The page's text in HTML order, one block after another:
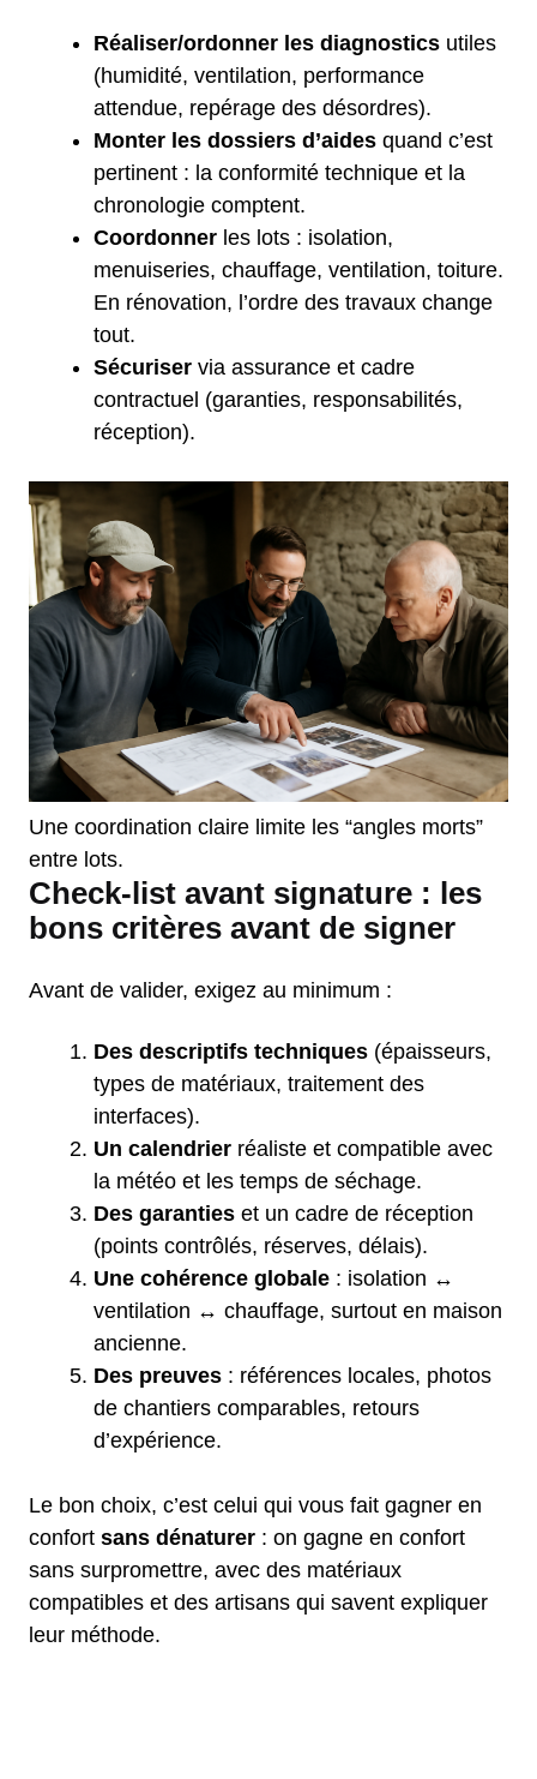
Réaliser/ordonner les diagnostics utiles
(humidité, ventilation, performance
attendue, repérage des désordres).
Monter les dossiers d’aides quand c’est
pertinent : la conformité technique et la
chronologie comptent.
Coordonner les lots : isolation,
menuiseries, chauffage, ventilation, toiture.
En rénovation, l’ordre des travaux change
tout.
Sécuriser via assurance et cadre
contractuel (garanties, responsabilités,
réception).
Une coordination claire limite les “angles morts”
entre lots.
Check-list avant signature : les
bons critères avant de signer
Avant de valider, exigez au minimum :
Des descriptifs techniques (épaisseurs,
types de matériaux, traitement des
interfaces).
Un calendrier réaliste et compatible avec
la météo et les temps de séchage.
Des garanties et un cadre de réception
(points contrôlés, réserves, délais).
Une cohérence globale : isolation ↔
ventilation ↔ chauffage, surtout en maison
ancienne.
Des preuves : références locales, photos
de chantiers comparables, retours
d’expérience.
Le bon choix, c’est celui qui vous fait gagner en
confort sans dénaturer : on gagne en confort
sans surpromettre, avec des matériaux
compatibles et des artisans qui savent expliquer
leur méthode.